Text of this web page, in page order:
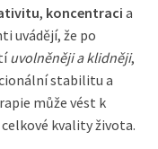
, koncentraci a
uvádějí, že po
uvolněněji a klidněji,
stabilitu a
může vést k
kvality života.